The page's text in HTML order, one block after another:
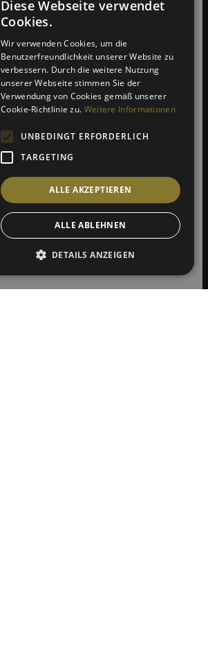
Diese Webseite verwendet
Cookies.
Wir verwenden Cookies, um die
Benutzerfreundlichkeit unserer Website zu
verbessern. Durch die weitere Nutzung
unserer Webseite stimmen Sie der
Verwendung von Cookies gemäß unserer
Cookie-Richtlinie zu. Weitere Informationen
UNBEDINGT ERFORDERLICH
TARGETING
ALLE AKZEPTIEREN
ALLE ABLEHNEN
DETAILS ANZEIGEN